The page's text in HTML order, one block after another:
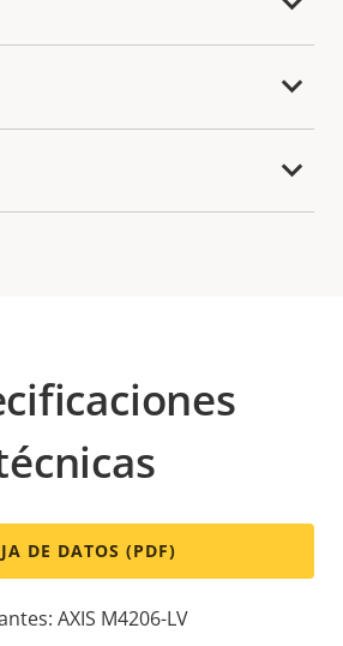
DE DATOS (PDF)
AXIS M4206-LV